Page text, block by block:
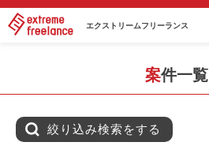
エクストリームフリーランス
案件一覧
絞り込み検索をする